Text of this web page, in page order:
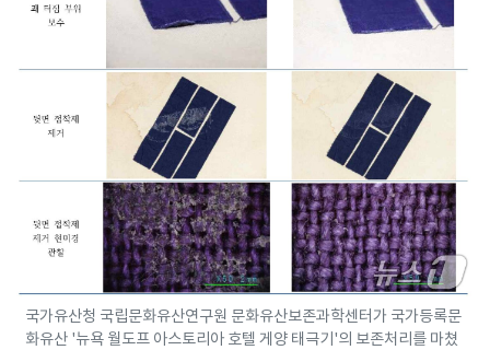
국가유산청 국립문화유산연구원 문화유산보존과학센터가 국가등록문
화유산 '뉴욕 월도프 아스토리아 호텔 게양 태극기'의 보존처리를 마쳤